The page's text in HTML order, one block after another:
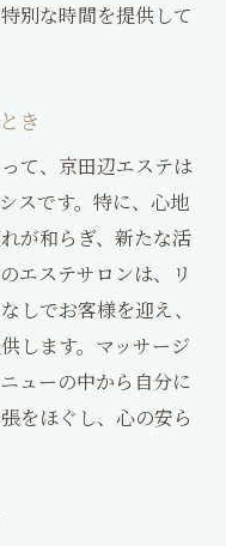
別な時間を提供して
き
て、京田辺エステは
スです。特に、心地
が和らぎ、新たな活
エステサロンは、リ
しでお客様を迎え、
します。マッサージ
ューの中から自分に
をほぐし、心の安ら